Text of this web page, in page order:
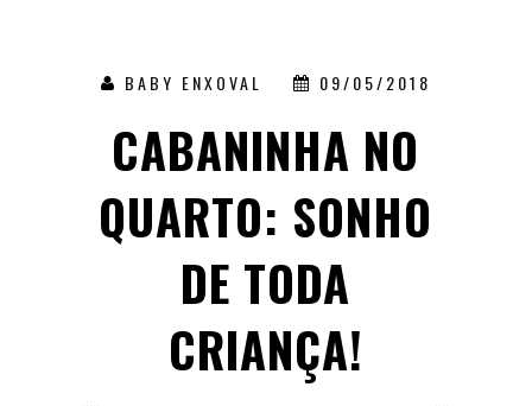
BABY ENXOVAL 09/05/2018
CABANINHA NO
QUARTO: SONHO
DE TODA
CRIANÇA!